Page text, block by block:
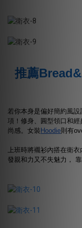
推薦
若你本身是偏好簡約風設
項！修身、圓型領口和
尚感。女裝 Hoodie則有
上班時將襯衫內搭在衛
發親和力又不失魅力，